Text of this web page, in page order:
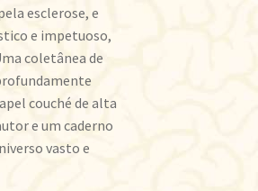
esclerose, e
e impetuoso,
coletânea de
couché de alta
e um caderno
vasto e